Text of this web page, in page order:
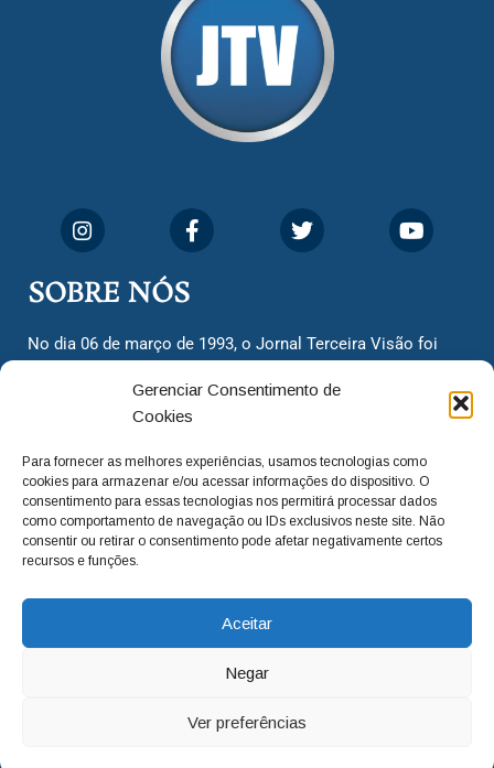
Gerenciar Consentimento de
Cookies
Para fornecer as melhores experiências, usamos tecnologias como
cookies para armazenar e/ou acessar informações do dispositivo. O
consentimento para essas tecnologias nos permitirá processar dados
como comportamento de navegação ou IDs exclusivos neste site. Não
consentir ou retirar o consentimento pode afetar negativamente certos
recursos e funções.
Aceitar
Negar
Ver preferências
SOBRE NÓS
No dia 06 de março de 1993, o Jornal Terceira Visão foi
cidadãos valinhenses, já que naquela época só existiam
dois jornais. Há mais de 30 anos, o jornal continua
com o foco de trazer as melhores notícias. Nunca
deixamos de lado as necessidades do cidadão, sempre
questionando os órgãos públicos em busca de melhorias
para a cidade e sempre cobrando resoluções para casos
adm@jtv.com.br
(19) 3929-6225